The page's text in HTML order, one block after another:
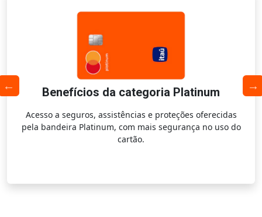
Benefícios da categoria Platinum
Acesso a seguros, assistências e proteções oferecidas
pela bandeira Platinum, com mais segurança no uso do
cartão.